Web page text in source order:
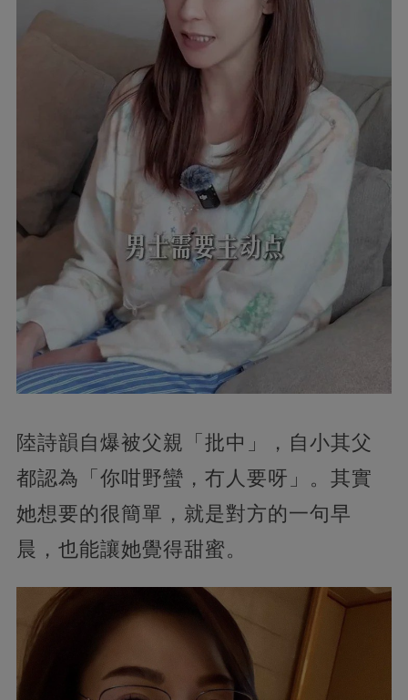
陸詩韻自爆被父親「批中」，自小其父
都認為「你咁野蠻，冇人要呀」。其實
她想要的很簡單，就是對方的一句早
晨，也能讓她覺得甜蜜。